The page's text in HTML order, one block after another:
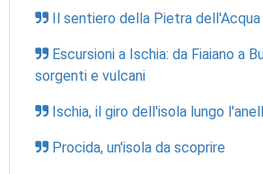
Il sentiero della Pietra dell'Acqua
Escursioni a Ischia: da Fiaiano a
sorgenti e vulcani
Ischia, il giro dell'isola lungo
Procida, un'isola da scoprire